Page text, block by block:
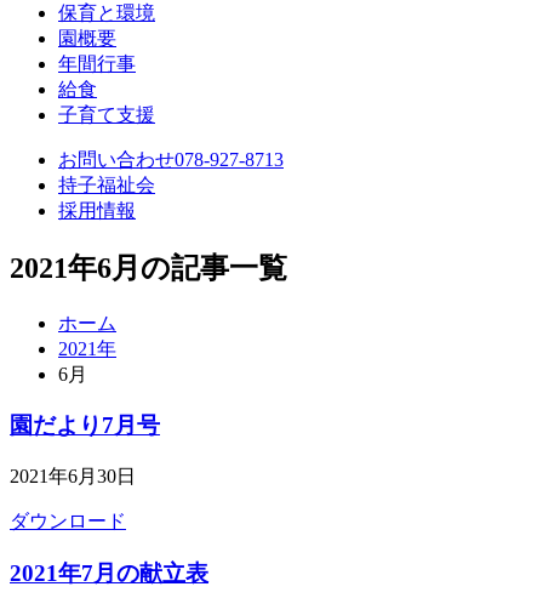
保育と環境
園概要
年間行事
給食
子育て支援
お問い合わせ078-927-8713
持子福祉会
採用情報
2021年6月の記事一覧
ホーム
2021年
6月
園だより7月号
2021年6月30日
ダウンロード
2021年7月の献立表